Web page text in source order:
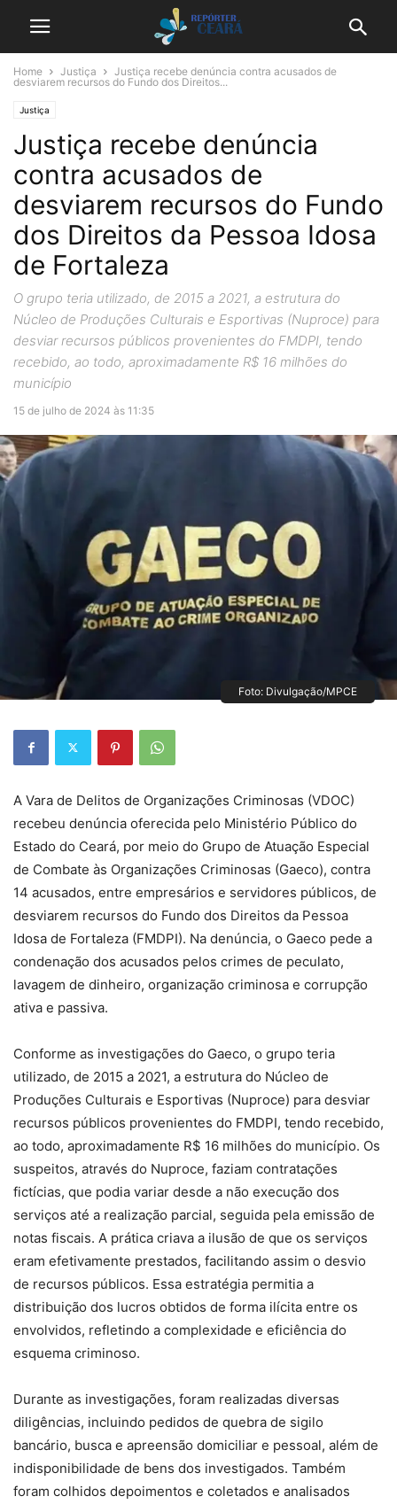
Home Justiça
Justiça recebe denúncia contra acusados de
desviarem recursos do Fundo dos Direitos...
Justiça
Justiça recebe denúncia
contra acusados de
desviarem recursos do Fundo
dos Direitos da Pessoa Idosa
de Fortaleza
O grupo teria utilizado, de 2015 a 2021, a estrutura do
Núcleo de Produções Culturais e Esportivas (Nuproce) para
desviar recursos públicos provenientes do FMDPI, tendo
recebido, ao todo, aproximadamente R$ 16 milhões do
município
15 de julho de 2024 às 11:35
Foto: Divulgação/MPCE
A Vara de Delitos de Organizações Criminosas (VDOC)
recebeu denúncia oferecida pelo Ministério Público do
Estado do Ceará, por meio do Grupo de Atuação Especial
de Combate às Organizações Criminosas (Gaeco), contra
14 acusados, entre empresários e servidores públicos, de
desviarem recursos do Fundo dos Direitos da Pessoa
Idosa de Fortaleza (FMDPI). Na denúncia, o Gaeco pede a
condenação dos acusados pelos crimes de peculato,
lavagem de dinheiro, organização criminosa e corrupção
ativa e passiva.
Conforme as investigações do Gaeco, o grupo teria
utilizado, de 2015 a 2021, a estrutura do Núcleo de
Produções Culturais e Esportivas (Nuproce) para desviar
recursos públicos provenientes do FMDPI, tendo recebido,
ao todo, aproximadamente R$ 16 milhões do município. Os
suspeitos, através do Nuproce, faziam contratações
fictícias, que podia variar desde a não execução dos
serviços até a realização parcial, seguida pela emissão de
notas fiscais. A prática criava a ilusão de que os serviços
eram efetivamente prestados, facilitando assim o desvio
de recursos públicos. Essa estratégia permitia a
distribuição dos lucros obtidos de forma ilícita entre os
envolvidos, refletindo a complexidade e eficiência do
esquema criminoso.
Durante as investigações, foram realizadas diversas
diligências, incluindo pedidos de quebra de sigilo
bancário, busca e apreensão domiciliar e pessoal, além de
indisponibilidade de bens dos investigados. Também
foram colhidos depoimentos e coletados e analisados